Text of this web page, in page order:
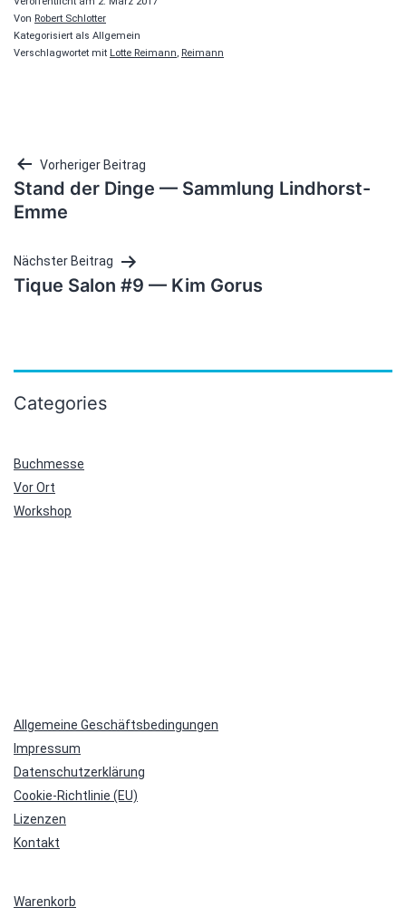
Von Robert Schlotter
Kategorisiert als Allgemein
Verschlagwortet mit Lotte Reimann, Reimann
Beitragsnavigation
Vorheriger Beitrag
Stand der Dinge — Sammlung Lindhorst-
Emme
Nächster Beitrag
Tique Salon #9 — Kim Gorus
Categories
Buchmesse
Vor Ort
Workshop
Allgemeine Geschäftsbedingungen
Impressum
Datenschutzerklärung
Cookie-Richtlinie (EU)
Lizenzen
Kontakt
Warenkorb